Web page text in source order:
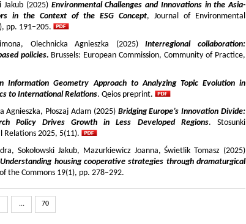
Jakub (2025) Environmental Challenges and Innovations in the Asia-
in the Context of the ESG Concept, Journal of Environmental
pp. 191–205.
Olechnicka Agnieszka (2025)Interregional collaboration:
policies. Brussels: European Commission, Community of Practice,
Information Geometry Approach to Analyzing Topic Evolution in
to International Relations. Qeios preprint.
Płoszaj Adam (2025) Bridging Europe’s Innovation Divide:
Policy Drives Growth in Less Developed Regions. Stosunki
2025, 5(11).
Sokołowski Jakub, Mazurkiewicz Joanna, Świetlik Tomasz (2025)
housing cooperative strategies through dramaturgical
the Commons 19(1), pp. 278–292.
... 70